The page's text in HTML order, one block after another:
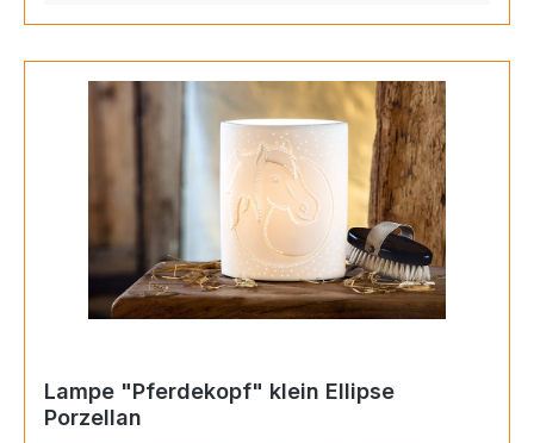
Lampe "Pferdekopf" klein Ellipse
Porzellan